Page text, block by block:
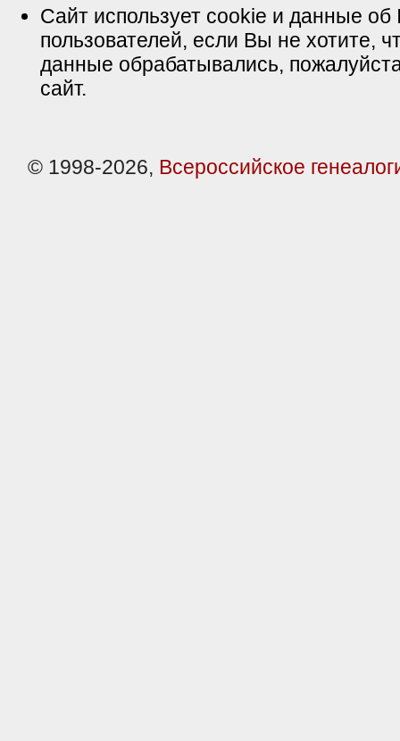
Сайт использует cookie и данные об
пользователей, если Вы не хотите,
данные обрабатывались,
сайт.
© 1998-2026, Всероссийское